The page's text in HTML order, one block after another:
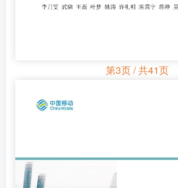
第3页 / 共41页